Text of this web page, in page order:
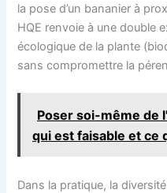
la pose d’un bananier à
HQE renvoie à une double
écologique de la plante
sans compromettre la
Poser soi-même de
qui est faisable et ce
Dans la pratique, la